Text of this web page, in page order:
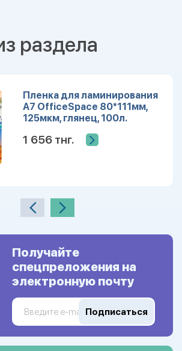
раздела
Пленка для ламинирования
А7 OfficeSpace 80*111мм,
125мкм, глянец, 100л.
1 656 тнг.
Получайте
спецпреложения на
электронную почту
Подписаться